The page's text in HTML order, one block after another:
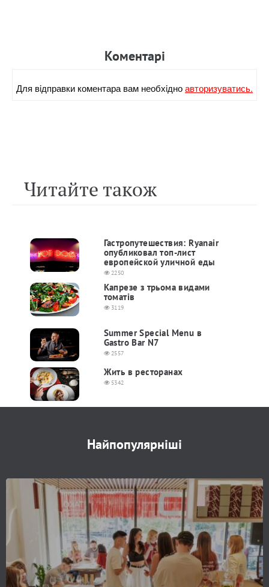
Коментарi
Для вiдправки коментара вам необхiдноавторизуватись.
Читайте також
Гастропутешествия: Ryanair
опубликовал топ-лист
европейской уличной еды
2250
Капрезе з трьома видами
томатів
3119
Summer Special Menu в
Gastro Bar N7
2557
Жить в ресторанах
5342
Найпопулярніші